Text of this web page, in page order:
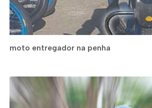
moto entregador na penha